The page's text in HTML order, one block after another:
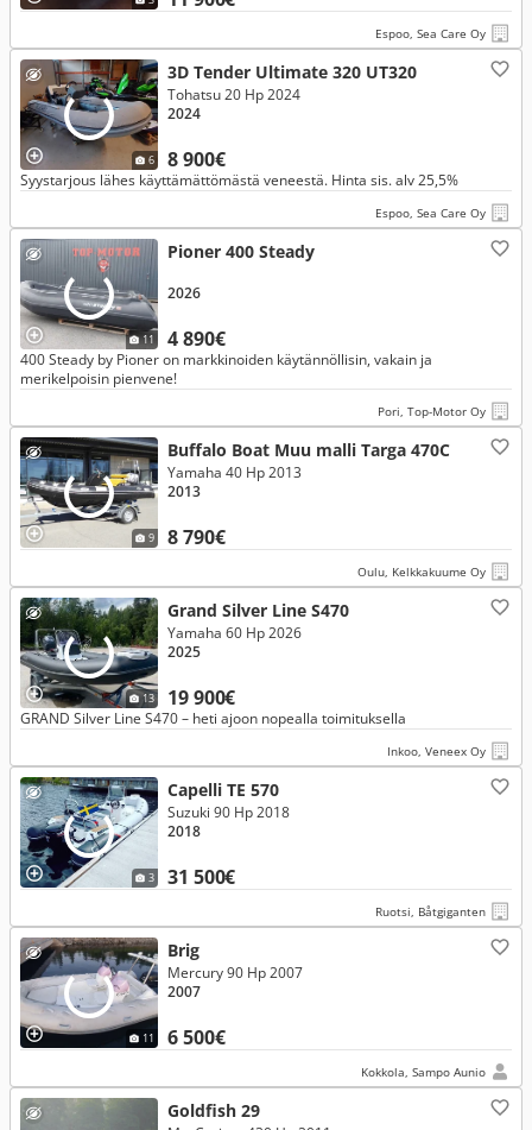
Espoo, Sea Care Oy
6
3D Tender Ultimate 320 UT320
8 900€
Tohatsu 20 Hp 2024
2024
Syystarjous lähes käyttämättömästä veneestä. Hinta sis. alv 25,5%
Espoo, Sea Care Oy
11
Pioner 400 Steady
4 890€
2026
400 Steady by Pioner on markkinoiden käytännöllisin, vakain ja
merikelpoisin pienvene!
Pori, Top-Motor Oy
9
Buffalo Boat Muu malli Targa 470C
8 790€
Yamaha 40 Hp 2013
2013
Oulu, Kelkkakuume Oy
13
Grand Silver Line S470
19 900€
Yamaha 60 Hp 2026
2025
GRAND Silver Line S470 – heti ajoon nopealla toimituksella
Inkoo, Veneex Oy
3
Capelli TE 570
31 500€
Suzuki 90 Hp 2018
2018
Ruotsi, Båtgiganten
11
Brig
6 500€
Mercury 90 Hp 2007
2007
Kokkola, Sampo Aunio
Goldfish 29